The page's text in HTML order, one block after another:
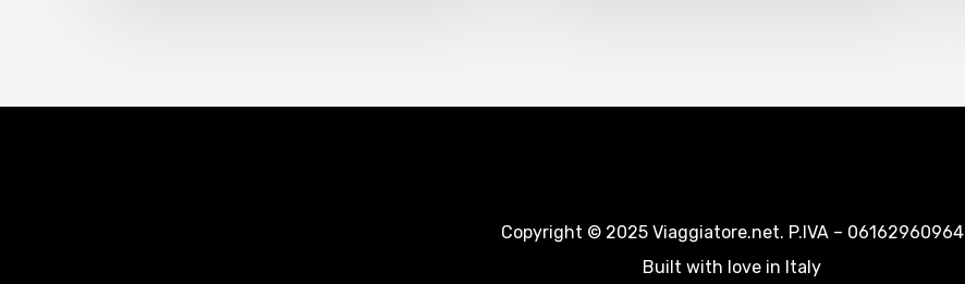
Copyright © 2025 Viaggiatore.net. P.IVA – 06162960964
Built with love in Italy